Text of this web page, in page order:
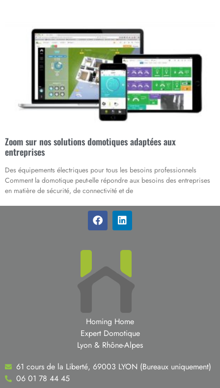
Zoom sur nos solutions domotiques adaptées aux
entreprises
Des équipements électriques pour tous les besoins professionnels
Comment la domotique peut-elle répondre aux besoins des entreprises
en matière de sécurité, de connectivité et de
Homing Home
Expert Domotique
Lyon & Rhône-Alpes
61 cours de la Liberté, 69003 LYON (Bureaux uniquement)
06 01 78 44 45